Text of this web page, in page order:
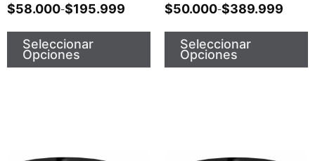
$58.000-$195.999
Seleccionar
Opciones
$50.000-$389.999
Seleccionar
Opciones